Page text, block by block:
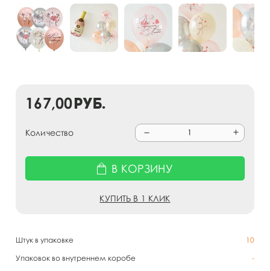
Штук в упаковке
10
Упаковок во внутреннем коробе
-
167,00руб.
Количество
В КОРЗИНУ
КУПИТЬ В 1 КЛИК